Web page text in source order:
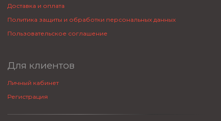
Доставка и оплата
Политика защиты и обработки персональных данных
Пользовательское соглашение
Для клиентов
Личный кабинет
Регистрация